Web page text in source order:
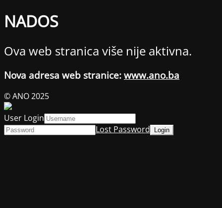
NADOS
Ova web stranica više nije aktivna.
Nova adresa web stranice: www.ano.ba
© ANO 2025
User Login
Lost Password